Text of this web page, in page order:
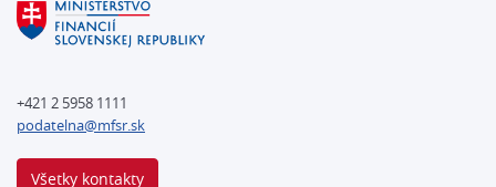
+421 2 5958 1111
podatelna@mfsr.sk
Všetky kontakty